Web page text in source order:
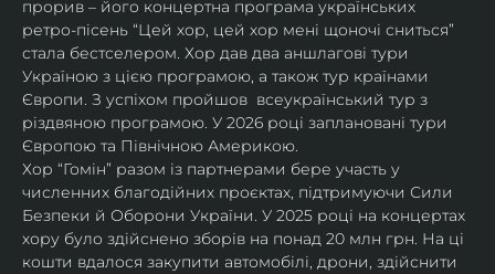
прорив – його концертна програма українських
ретро-пісень “Цей хор, цей хор мені щоночі сниться”
стала бестселером. Хор дав два аншлагові тури
Україною з цією програмою, а також тур країнами
Європи. З успіхом пройшов  всеукраїнський тур з
різдвяною програмою. У 2026 році заплановані тури
Європою та Північною Америкою.
Хор “Гомін” разом із партнерами бере участь у
численних благодійних проєктах, підтримуючи Сили
Безпеки й Оборони України. У 2025 році на концертах
хору було здійснено зборів на понад 20 млн грн. На ці
кошти вдалося закупити автомобілі, дрони, здійснити